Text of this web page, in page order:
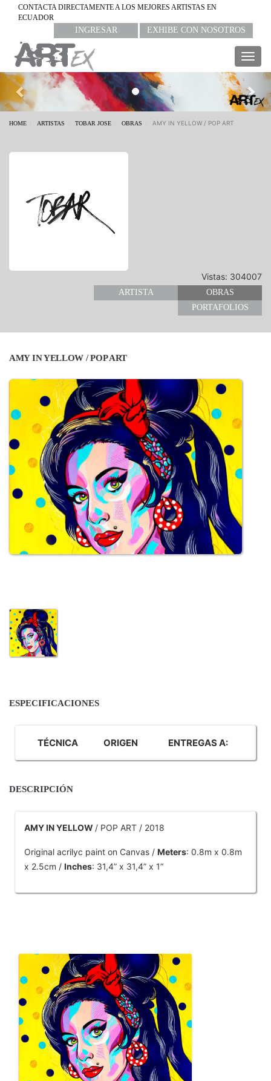
CONTACTA DIRECTAMENTE A LOS MEJORES ARTISTAS EN
ECUADOR
INGRESAR EXHIBE CON NOSOTROS
Previous
HOME ARTISTAS TOBAR JOSE OBRAS AMY IN YELLOW / POP ART
Vistas: 304007
ARTISTA
OBRAS
PORTAFOLIOS
AMY IN YELLOW / POP ART
ESPECIFICACIONES
TÉCNICA ORIGEN ENTREGAS A:
DESCRIPCIÓN
AMY IN YELLOW / POP ART / 2018
Original acrilyc paint on Canvas /Meters: 0.8m x 0.8m
x 2.5cm /Inches: 31,4” x 31,4” x 1”